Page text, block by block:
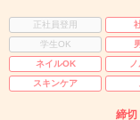
正社員登用
学生OK
ネイルOK
スキンケア
締切